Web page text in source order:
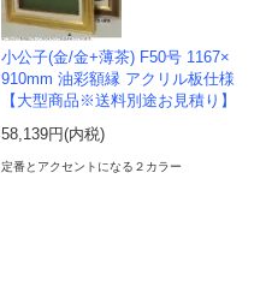
小公子(金/金+薄茶) F50号 1167×
910mm 油彩額縁 アクリル板仕様
【大型商品※送料別途お見積り】
58,139円(内税)
定番とアクセントになる２カラー